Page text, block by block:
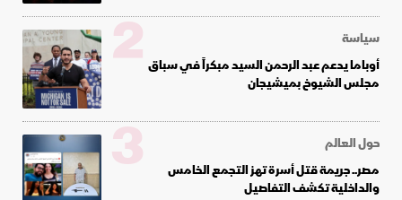
سياسة
أوباما يدعم عبد الرحمن السيد مبكراً في سباق
مجلس الشيوخ بميشيجان
2
حول العالم
مصر.. جريمة قتل أسرة تهز التجمع الخامس
والداخلية تكشف التفاصيل
3